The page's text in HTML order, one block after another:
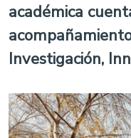
académica
Investigación,